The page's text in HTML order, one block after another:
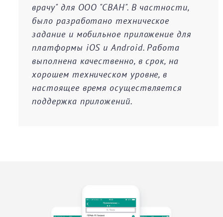
врачу" для ООО "СВАН". В частности,
было разработано техническое
задание и мобильное приложение для
платформы iOS и Android. Работа
выполнена качественно, в срок, на
хорошем техническом уровне, в
настоящее время осуществляется
поддержка приложений.